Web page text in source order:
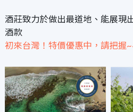
酒莊致力於做出最道地、能展現
酒款
初來台灣！特價優惠中，請把握